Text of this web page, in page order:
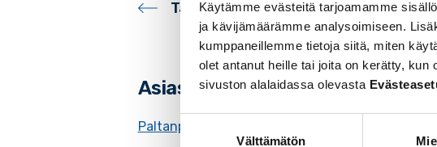
Käytämme evästeitä tarjoamamme
ja kävijämäärämme analysoimiseen.
kumppaneillemme tietoja siitä, miten
olet antanut heille tai joita on kerätty,
sivuston alalaidassa olevasta
Suostumuksen
Välttämätön
Takaisin tapahtumiin
Asiasanat
Paltanpuiston palvelukeskus